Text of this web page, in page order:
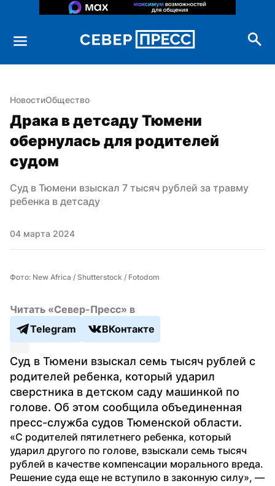
НовостиОбщество
Драка в детсаду Тюмени
обернулась для родителей
судом
Суд в Тюмени взыскал 7 тысяч рублей за травму
ребенка в детсаду
04 марта 2024
Фото: New Africa / Shutterstock / Fotodom
Читать «Север-Пресс» в
Telegram
ВКонтакте
Суд в Тюмени взыскал семь тысяч рублей с
родителей ребенка, который ударил
сверстника в детском саду машинкой по
голове. Об этом сообщила объединенная
пресс-служба судов Тюменской области.
«С родителей пятилетнего ребенка, который
ударил другого по голове, взыскали семь тысяч
рублей в качестве компенсации морального вреда.
Решение суда еще не вступило в законную силу», —